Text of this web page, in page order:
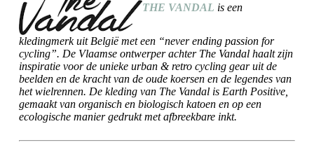
THE VANDAL is een
kledingmerk uit België met een “never ending passion for
cycling”. De Vlaamse ontwerper achter The Vandal haalt zijn
inspiratie voor de unieke urban & retro cycling gear uit de
beelden en de kracht van de oude koersen en de legendes van
het wielrennen. De kleding van The Vandal is Earth Positive,
gemaakt van organisch en biologisch katoen en op een
ecologische manier gedrukt met afbreekbare inkt.